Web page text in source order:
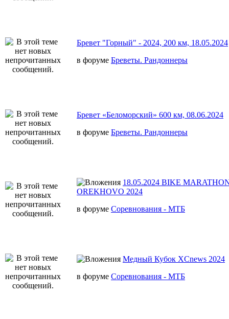
Бревет "Горный" - 2024, 200 км, 18.05.2024
в форуме Бреветы. Рандоннеры
Бревет «Беломорский» 600 км, 08.06.2024
в форуме Бреветы. Рандоннеры
18.05.2024 BIKE
OREKHOVO 2024
в форуме Соревнования - МТБ
Медный Кубок XCnews 2024
в форуме Соревнования - МТБ